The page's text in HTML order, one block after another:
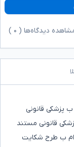
دیدگاه‌ها ( ۰
ب پزشکی قانونی
قانونی مستند
ب طرح شکایت